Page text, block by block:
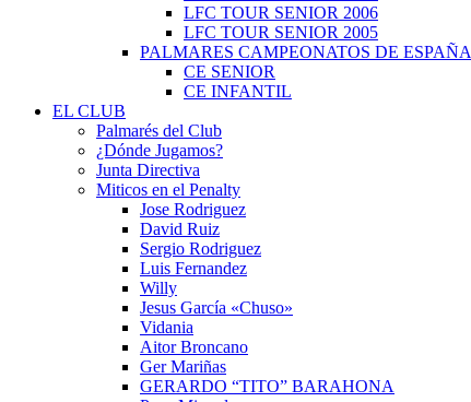
LFC TOUR SENIOR 2006
LFC TOUR SENIOR 2005
PALMARES CAMPEONATOS DE ESPAÑA
CE SENIOR
CE INFANTIL
EL CLUB
Palmarés del Club
¿Dónde Jugamos?
Junta Directiva
Miticos en el Penalty
Jose Rodriguez
David Ruiz
Sergio Rodriguez
Luis Fernandez
Willy
Jesus García «Chuso»
Vidania
Aitor Broncano
Ger Mariñas
GERARDO “TITO” BARAHONA